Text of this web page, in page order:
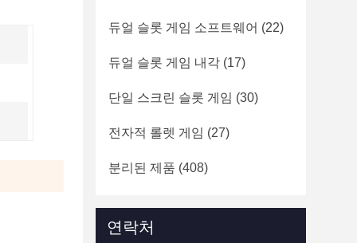
듀얼 슬롯 게임 소프트웨어 (22)
듀얼 슬롯 게임 내각 (17)
단일 스크린 슬롯 게임 (30)
전자적 롤렛 게임 (27)
분리된 제품 (408)
연락처